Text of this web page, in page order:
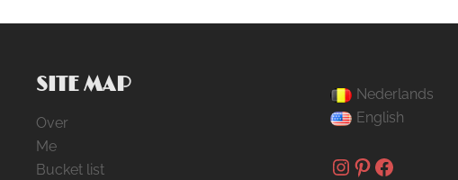
SITE MAP
Over
Me
Bucket list
Nederlands
English
Instagram
Pinterest
Facebook